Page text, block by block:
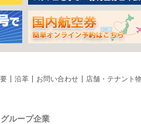
沿革 お問い合わせ 店舗・テナント
グループ企業